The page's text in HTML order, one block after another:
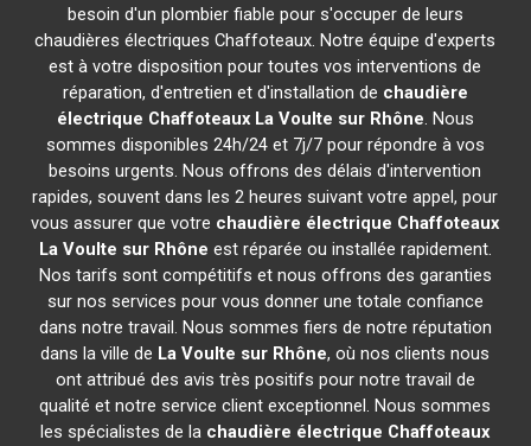
besoin d'un plombier fiable pour s'occuper de leurs
chaudières électriques Chaffoteaux. Notre équipe d'experts
est à votre disposition pour toutes vos interventions de
réparation, d'entretien et d'installation de chaudière
électrique Chaffoteaux La Voulte sur Rhône. Nous
sommes disponibles 24h/24 et 7j/7 pour répondre à vos
besoins urgents. Nous offrons des délais d'intervention
rapides, souvent dans les 2 heures suivant votre appel, pour
vous assurer que votre chaudière électrique Chaffoteaux
La Voulte sur Rhône est réparée ou installée rapidement.
Nos tarifs sont compétitifs et nous offrons des garanties
sur nos services pour vous donner une totale confiance
dans notre travail. Nous sommes fiers de notre réputation
dans la ville de La Voulte sur Rhône, où nos clients nous
ont attribué des avis très positifs pour notre travail de
qualité et notre service client exceptionnel. Nous sommes
les spécialistes de la chaudière électrique Chaffoteaux